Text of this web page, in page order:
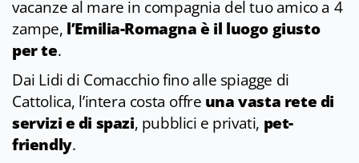
vacanze al mare in compagnia del tuo amico a 4
zampe, l’Emilia-Romagna è il luogo giusto
per te.
Dai Lidi di Comacchio fino alle spiagge di
Cattolica, l’intera costa offre una vasta rete di
servizi e di spazi, pubblici e privati, pet-
friendly.